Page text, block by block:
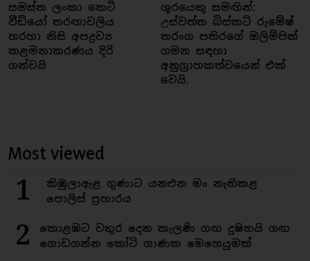
සමස්ත ලංකා කෙටි
වීඩියෝ තරඟාවලිය
හරහා නිසි අපද්‍රව්‍ය
කළමනාකරණය දිරි
ගන්වයි
ශූරයෙකු සමඟින්:
උස්වත්ත බිස්කට් රුමේෂ්
තරංග පතිරගේ ඔලිම්පික්
ගමන සඳහා
අනුග්‍රාහකත්වයෙන් එක්
වෙයි.
Most viewed
1
කිඹුලාඇළ ගුණාට යනඑන මං නැතිකළ
පොලිස් ප්‍රහාරය
2
කොළඹට වතුර දෙන කැලණි ගඟ දුෂිතයි ගඟ
ගොඩගන්න කෝටි ගාණක මෙහෙයුමක්